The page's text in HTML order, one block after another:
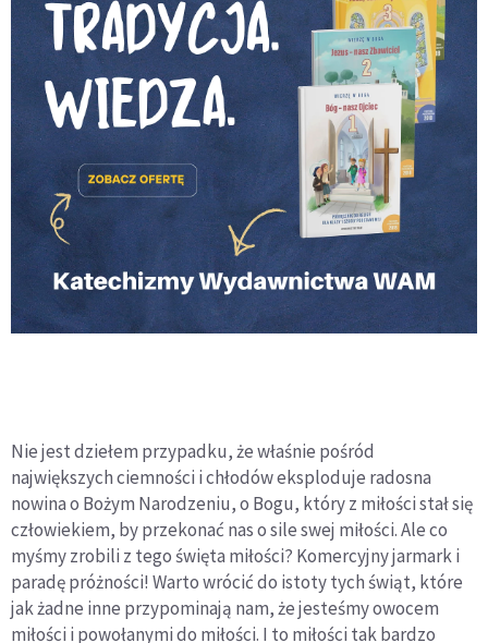
Nie jest dziełem przypadku, że właśnie pośród
największych ciemności i chłodów eksploduje radosna
nowina o Bożym Narodzeniu, o Bogu, który z miłości stał się
człowiekiem, by przekonać nas o sile swej miłości. Ale co
myśmy zrobili z tego święta miłości? Komercyjny jarmark i
paradę próżności! Warto wrócić do istoty tych świąt, które
jak żadne inne przypominają nam, że jesteśmy owocem
miłości i powołanymi do miłości. I to miłości tak bardzo